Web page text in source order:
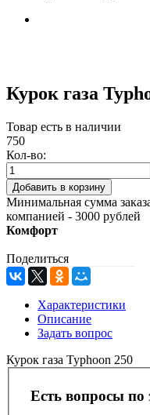
Курок газа
Товар есть в наличии
750
Кол-во:
Минимальная сумма
компанией - 3000 рублей
Комфорт
Поделиться
Характеристики
Описание
Задать вопрос
Курок газа Typhoon 250
Есть вопросы по